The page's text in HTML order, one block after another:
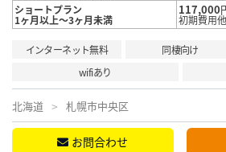
ショートプラン
1ヶ月以上～3ヶ月未満
117,000
初期費用
インターネット無料 同棲向け
wifiあり
北海道 札幌市中央区
お問合わせ